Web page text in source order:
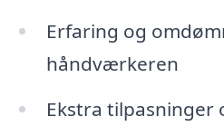
Erfaring og
håndværkeren
Ekstra tilpasninger